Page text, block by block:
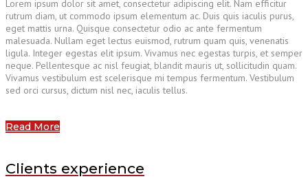
Lorem ipsum dolor sit amet, consectetur adipiscing elit. Nam efficitur
rutrum diam, ut commodo ipsum elementum ac. Duis quis iaculis purus,
eget mattis urna. Quisque consectetur odio ac ante fermentum
malesuada. Nullam eget lectus euismod, rutrum quam quis, venenatis
ligula. Integer egestas elit ipsum. Vivamus nec egestas turpis, et semper
neque. Pellentesque ac nisl feugiat, blandit mauris ut, sollicitudin quam.
Vivamus vestibulum est scelerisque mi tempus fermentum. Vestibulum
sed orci cursus, dictum nisl nec, iaculis tellus.
Read More
Clients experience